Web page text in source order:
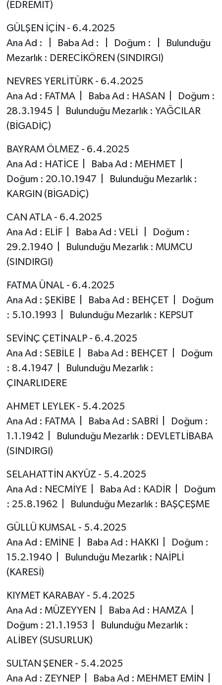
(EDREMİT)
GÜLŞEN İÇİN - 6.4.2025
Ana Ad : | Baba Ad : | Doğum : | Bulunduğu
Mezarlık : DERECİKÖREN (SINDIRGI)
NEVRES YERLİTÜRK - 6.4.2025
Ana Ad : FATMA | Baba Ad : HASAN | Doğum :
28.3.1945 | Bulunduğu Mezarlık : YAĞCILAR
(BİGADİÇ)
BAYRAM ÖLMEZ - 6.4.2025
Ana Ad : HATİCE | Baba Ad : MEHMET |
Doğum : 20.10.1947 | Bulunduğu Mezarlık :
KARGIN (BİGADİÇ)
CAN ATLA - 6.4.2025
Ana Ad : ELİF | Baba Ad : VELİ | Doğum :
29.2.1940 | Bulunduğu Mezarlık : MUMCU
(SINDIRGI)
FATMA ÜNAL - 6.4.2025
Ana Ad : ŞEKİBE | Baba Ad : BEHÇET | Doğum
: 5.10.1993 | Bulunduğu Mezarlık : KEPSUT
SEVİNÇ ÇETİNALP - 6.4.2025
Ana Ad : SEBİLE | Baba Ad : BEHÇET | Doğum
: 8.4.1947 | Bulunduğu Mezarlık :
ÇINARLIDERE
AHMET LEYLEK - 5.4.2025
Ana Ad : FATMA | Baba Ad : SABRİ | Doğum :
1.1.1942 | Bulunduğu Mezarlık : DEVLETLİBABA
(SINDIRGI)
SELAHATTİN AKYÜZ - 5.4.2025
Ana Ad : NECMİYE | Baba Ad : KADİR | Doğum
: 25.8.1962 | Bulunduğu Mezarlık : BAŞÇEŞME
GÜLLÜ KUMSAL - 5.4.2025
Ana Ad : EMİNE | Baba Ad : HAKKI | Doğum :
15.2.1940 | Bulunduğu Mezarlık : NAİPLİ
(KARESİ)
KIYMET KARABAY - 5.4.2025
Ana Ad : MÜZEYYEN | Baba Ad : HAMZA |
Doğum : 21.1.1953 | Bulunduğu Mezarlık :
ALİBEY (SUSURLUK)
SULTAN ŞENER - 5.4.2025
Ana Ad : ZEYNEP | Baba Ad : MEHMET EMİN |